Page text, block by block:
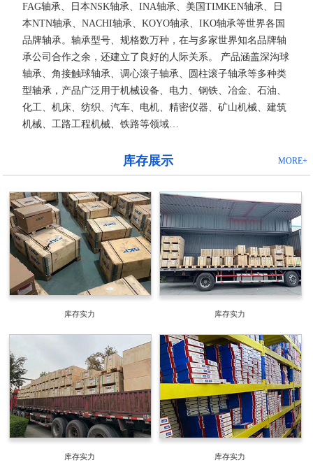
FAG轴承、日本NSK轴承、INA轴承、美国TIMKEN轴承、日
本NTN轴承、NACHI轴承、KOYO轴承、IKO轴承等世界各国
品牌轴承。轴承型号、规格数万种，在与多家世界知名品牌轴
承公司合作之余，还建立了良好的人际关系。 产品涵盖深沟球
轴承、角接触球轴承、调心滚子轴承、圆柱滚子轴承等多种类
型轴承，产品广泛用于机械设备、电力、钢铁、冶金、石油、
化工、机床、纺织、汽车、电机、精密仪器、矿山机械、建筑
机械、工路工程机械、铁路等领域…
MORE+
库存展示
库存实力 库存实力
库存实力 库存实力